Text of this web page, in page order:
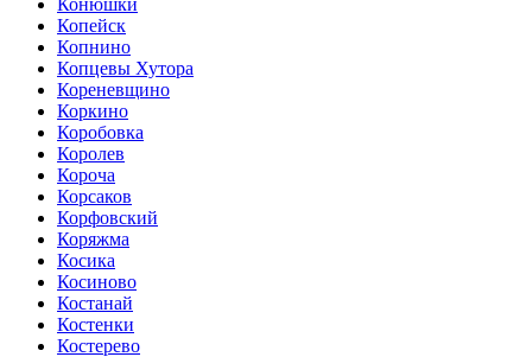
Копейск
Копнино
Копцевы Хутора
Кореневщино
Коркино
Коробовка
Королев
Короча
Корсаков
Корфовский
Коряжма
Косика
Косиново
Костанай
Костенки
Костерево